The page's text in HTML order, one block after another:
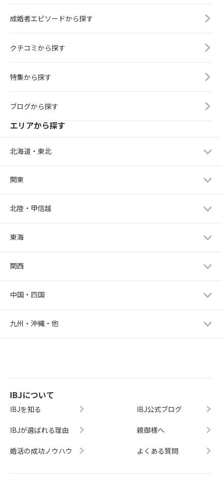
成婚者エピソードから探す
クチコミから探す
特集から探す
ブログから探す
エリアから探す
北海道・東北
関東
北陸・甲信越
東海
関西
中国・四国
九州・沖縄・他
IBJについて
IBJを知る
IBJが選ばれる理由
婚活の成功ノウハウ
IBJ公式ブログ
親御様へ
よくある質問